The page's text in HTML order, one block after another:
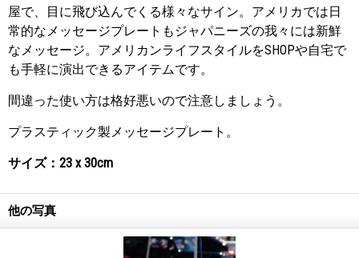
屋で、目に飛び込んでくる様々なサイン。アメリカでは日
常的なメッセージプレートもジャパニーズの我々には新鮮
なメッセージ。アメリカンライフスタイルをSHOPや自宅で
も手軽に演出できるアイテムです。
間違った使い方は格好悪いので注意しましょう。
プラスティック製メッセージプレート。
サイズ：23 x 30cm
他の写真